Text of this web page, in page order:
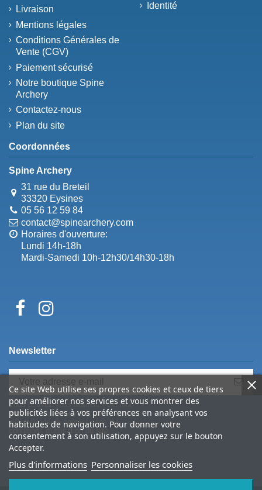
Livraison
Mentions légales
Conditions Générales de
Vente (CGV)
Paiement sécurisé
Notre boutique Spine
Archery
Contactez-nous
Plan du site
Identité
Coordonnées
Spine Archery
31 rue du Breteil
33320 Eysines
05 56 12 59 84
contact@spinearchery.com
Horaires d'ouverture:
Lundi 14h-18h
Mardi-Samedi 10h-12h30/14h30-18h
Ce site Web utilise ses propres cookies et ceux de tiers
pour améliorer nos services et vous montrer des
publicités liées à vos préférences en analysant vos
habitudes de navigation. Pour donner votre
consentement à son utilisation, appuyez sur le bouton
Accepter.
Plus d'informations Personnaliser les cookies
Newsletter
Vous pouvez vous désinscrire à tout
moment. Vous trouverez pour cela nos
informations de contact dans les
conditions d'utilisation du site.